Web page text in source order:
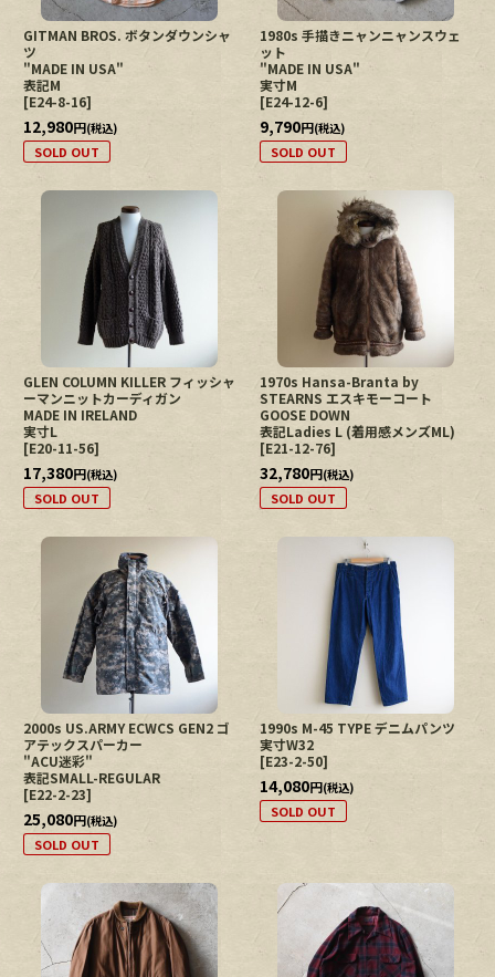
GITMAN BROS. ボタンダウンシャ
ツ
"MADE IN USA"
表記M
[E24-8-16]
12,980円(税込)
SOLD OUT
1980s 手描きニャンニャンスウェ
ット
"MADE IN USA"
実寸M
[E24-12-6]
9,790円(税込)
SOLD OUT
GLEN COLUMN KILLER フィッシャ
ーマンニットカーディガン
MADE IN IRELAND
実寸L
[E20-11-56]
17,380円(税込)
SOLD OUT
1970s Hansa-Branta by
STEARNS エスキモーコート
GOOSE DOWN
表記Ladies L (着用感メンズML)
[E21-12-76]
32,780円(税込)
SOLD OUT
2000s US.ARMY ECWCS GEN2 ゴ
アテックスパーカー
"ACU迷彩"
表記SMALL-REGULAR
[E22-2-23]
25,080円(税込)
SOLD OUT
1990s M-45 TYPE デニムパンツ
実寸W32
[E23-2-50]
14,080円(税込)
SOLD OUT